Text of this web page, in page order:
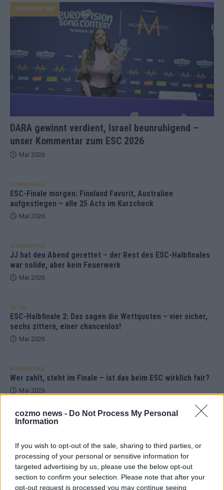
cozmo news - Do Not Process My Personal
Information
If you wish to opt-out of the sale, sharing to third parties, or
processing of your personal or sensitive information for
targeted advertising by us, please use the below opt-out
section to confirm your selection. Please note that after your
opt-out request is processed you may continue seeing
DARA gewinnt verdient, Israel beunruhigend –
unser Kommentar zum ESC 2026
KOMMENTAR
Mai 2026
KOMMENTAR
ESC-Finale morgen: Finnland Favorit, Australien
aufgestiegen – alle 25 Acts im Kurzcheck
Mai 2026
KOMMENTAR
JJ hat den Abend gerettet – der Rest des ESC-Halbfinales
war solide, aber kein Feuerwerk
Mai 2026
EXTRA
ESC-Halbfinale 2: Das sagen die Wettquoten – vier sicher,
sechs zittern, einer chancenlos!
Mai 2026
KOMMENTAR
Wer zahlt, steht im Finale – ist das beim ESC wirklich fair?
Mai 2026
EXTRA
Mai 2026
AD